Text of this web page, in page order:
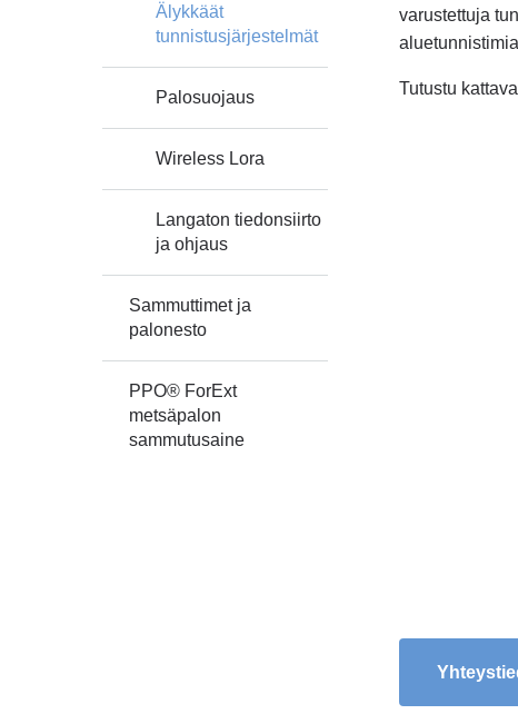
Älykkäät
tunnistusjärjestelmät
Palosuojaus
Wireless Lora
Langaton tiedonsiirto
ja ohjaus
Sammuttimet ja
palonesto
PPO® ForExt
metsäpalon
sammutusaine
varustettuja
Tutustu